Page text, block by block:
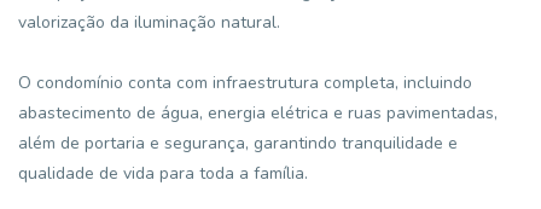
valorização da iluminação natural.
O condomínio conta com infraestrutura completa, incluindo
abastecimento de água, energia elétrica e ruas pavimentadas,
além de portaria e segurança, garantindo tranquilidade e
qualidade de vida para toda a família.